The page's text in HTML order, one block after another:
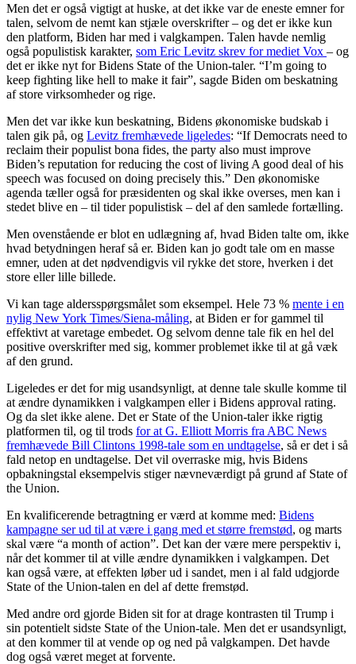
Men det er også vigtigt at huske, at det ikke var de eneste emner for
talen, selvom de nemt kan stjæle overskrifter – og det er ikke kun
den platform, Biden har med i valgkampen. Talen havde nemlig
også populistisk karakter, som Eric Levitz skrev for mediet Vox – og
det er ikke nyt for Bidens State of the Union-taler. “I’m going to
keep fighting like hell to make it fair”, sagde Biden om beskatning
af store virksomheder og rige.
Men det var ikke kun beskatning, Bidens økonomiske budskab i
talen gik på, og Levitz fremhævede ligeledes: “If Democrats need to
reclaim their populist bona fides, the party also must improve
Biden’s reputation for reducing the cost of living A good deal of his
speech was focused on doing precisely this.” Den økonomiske
agenda tæller også for præsidenten og skal ikke overses, men kan i
stedet blive en – til tider populistisk – del af den samlede fortælling.
Men ovenstående er blot en udlægning af, hvad Biden talte om, ikke
hvad betydningen heraf så er. Biden kan jo godt tale om en masse
emner, uden at det nødvendigvis vil rykke det store, hverken i det
store eller lille billede.
Vi kan tage aldersspørgsmålet som eksempel. Hele 73 % mente i en
nylig New York Times/Siena-måling, at Biden er for gammel til
effektivt at varetage embedet. Og selvom denne tale fik en hel del
positive overskrifter med sig, kommer problemet ikke til at gå væk
af den grund.
Ligeledes er det for mig usandsynligt, at denne tale skulle komme til
at ændre dynamikken i valgkampen eller i Bidens approval rating.
Og da slet ikke alene. Det er State of the Union-taler ikke rigtig
platformen til, og til trods for at G. Elliott Morris fra ABC News
fremhævede Bill Clintons 1998-tale som en undtagelse, så er det i så
fald netop en undtagelse. Det vil overraske mig, hvis Bidens
opbakningstal eksempelvis stiger nævneværdigt på grund af State of
the Union.
En kvalificerende betragtning er værd at komme med: Bidens
kampagne ser ud til at være i gang med et større fremstød, og marts
skal være “a month of action”. Det kan der være mere perspektiv i,
når det kommer til at ville ændre dynamikken i valgkampen. Det
kan også være, at effekten løber ud i sandet, men i al fald udgjorde
State of the Union-talen en del af dette fremstød.
Med andre ord gjorde Biden sit for at drage kontrasten til Trump i
sin potentielt sidste State of the Union-tale. Men det er usandsynligt,
at den kommer til at vende op og ned på valgkampen. Det havde
dog også været meget at forvente.